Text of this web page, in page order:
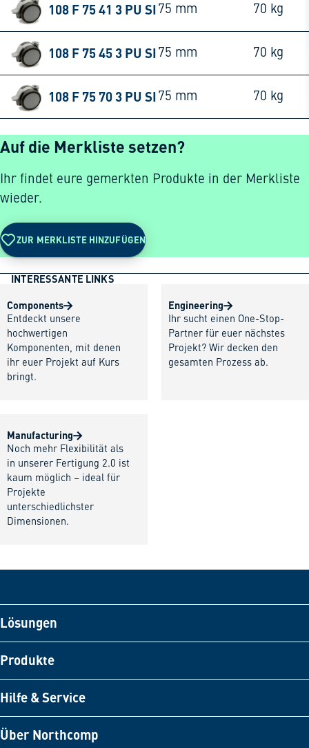
108 F 75 41 3 PU SI 75 mm 70 kg
108 F 75 45 3 PU SI 75 mm 70 kg
108 F 75 70 3 PU SI 75 mm 70 kg
Auf die Merkliste setzen?
Ihr findet eure gemerkten Produkte in der Merkliste
wieder.
ZUR MERKLISTE HINZUFÜGEN
INTERESSANTE LINKS
Components
Entdeckt unsere
hochwertigen
Komponenten, mit denen
ihr euer Projekt auf Kurs
bringt.
Engineering
Ihr sucht einen One-Stop-
Partner für euer nächstes
Projekt? Wir decken den
gesamten Prozess ab.
Manufacturing
Noch mehr Flexibilität als
in unserer Fertigung 2.0 ist
kaum möglich – ideal für
Projekte
unterschiedlichster
Dimensionen.
Lösungen
Produkte
Hilfe & Service
Über Northcomp